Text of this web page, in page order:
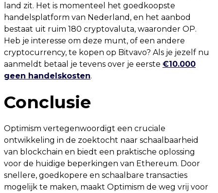
land zit. Het is momenteel het goedkoopste
handelsplatform van Nederland, en het aanbod
bestaat uit ruim 180 cryptovaluta, waaronder OP.
Heb je interesse om deze munt, of een andere
cryptocurrency, te kopen op Bitvavo? Als je jezelf nu
aanmeldt betaal je tevens over je eerste €10.000
geen handelskosten.
Conclusie
Optimism vertegenwoordigt een cruciale
ontwikkeling in de zoektocht naar schaalbaarheid
van blockchain en biedt een praktische oplossing
voor de huidige beperkingen van Ethereum. Door
snellere, goedkopere en schaalbare transacties
mogelijk te maken, maakt Optimism de weg vrij voor